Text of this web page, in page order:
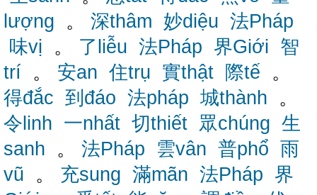
lượng 。 深thâm 妙diệu 法Pháp
味vị 。 了liễu 法Pháp 界Giới 智
trí 。 安an 住trụ 實thật 際tế 。
得đắc 到đáo 法pháp 城thành 。
令linh 一nhất 切thiết 眾chúng 生
sanh 。 法Pháp 雲vân 普phổ 雨
vũ 。 充sung 滿mãn 法Pháp 界